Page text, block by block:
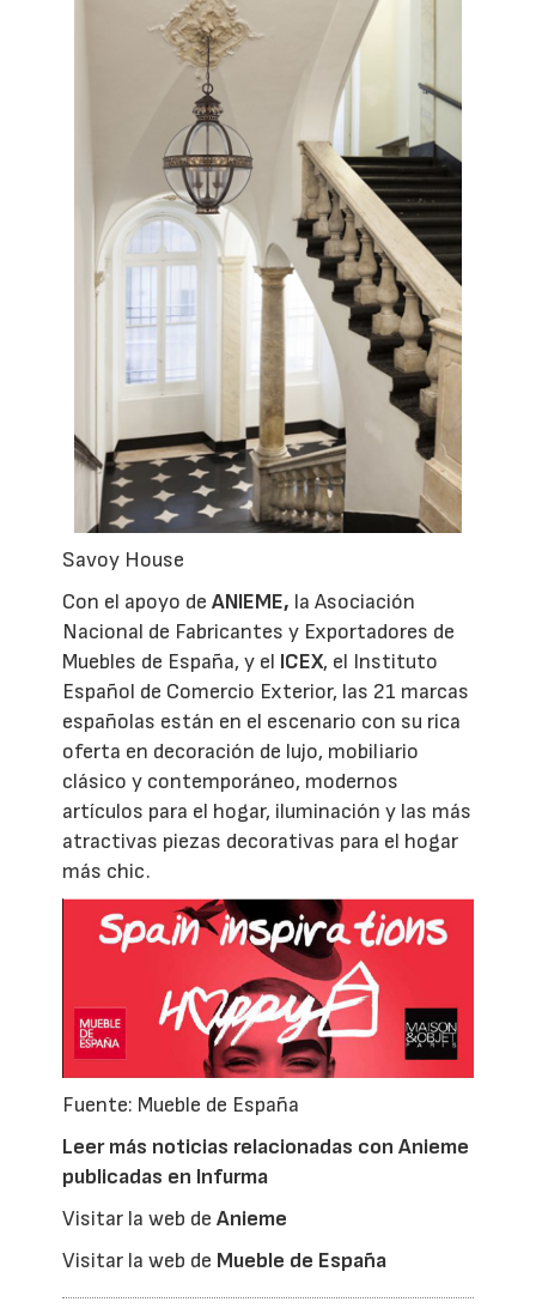
Savoy House
Con el apoyo deANIEME, la Asociación
Nacional de Fabricantes y Exportadores de
Muebles de España, y el ICEX, el Instituto
Español de Comercio Exterior, las 21 marcas
españolas están en el escenario con su rica
oferta en decoración de lujo, mobiliario
clásico y contemporáneo, modernos
artículos para el hogar, iluminación y las más
atractivas piezas decorativas para el hogar
más chic.
Fuente: Mueble de España
Leer más noticias relacionadas con Anieme
publicadas en Infurma
Visitar la web deAnieme
Visitar la web de Mueble de España